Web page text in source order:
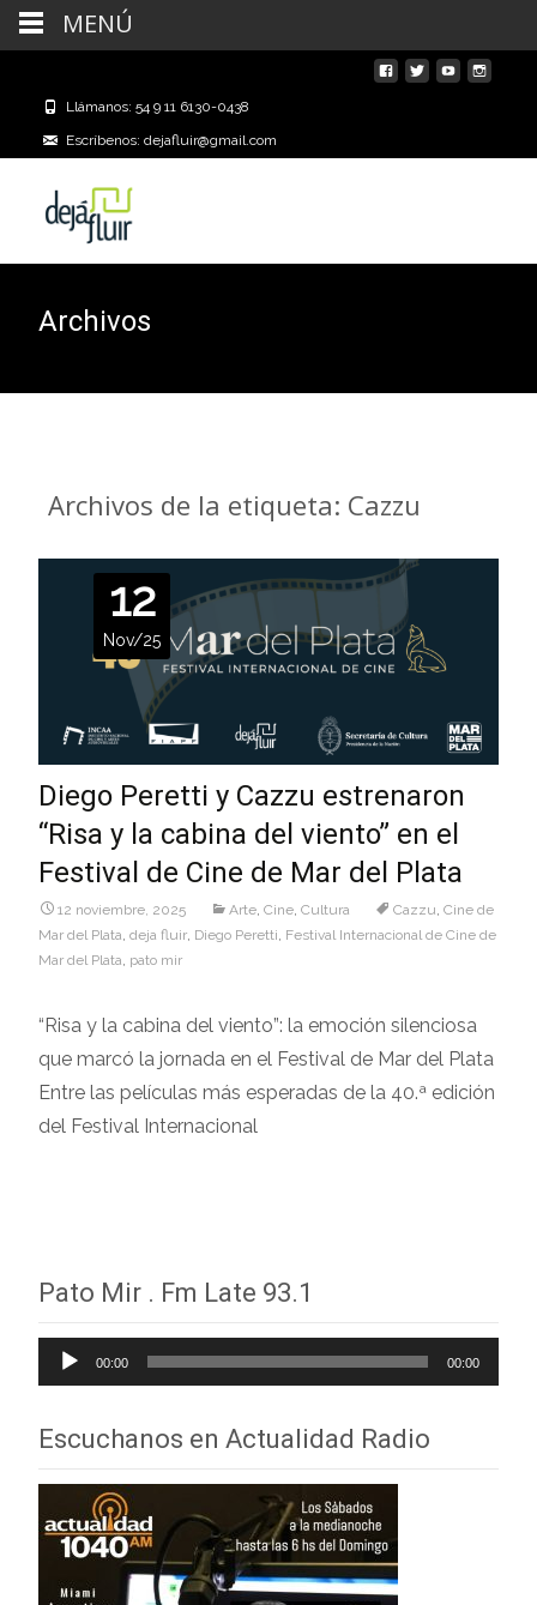
Llámanos: 54 9 11 6130-0438
Escríbenos: dejafluir@gmail.com
Archivos
Archivos de la etiqueta: Cazzu
12
Nov/25
Diego Peretti y Cazzu estrenaron
“Risa y la cabina del viento” en el
Festival de Cine de Mar del Plata
12 noviembre, 2025 Arte Cine Cultura Cazzu Cine de
Mar del Plata deja fluir Diego Peretti Festival Internacional de Cine de
Mar del Plata pato mir
“Risa y la cabina del viento”: la emoción silenciosa
que marcó la jornada en el Festival de Mar del Plata
Entre las películas más esperadas de la 40.ª edición
del Festival Internacional
Pato Mir . Fm Late 93.1
Reproductor
de
00:00 00:00
Escuchanos en Actualidad Radio
MENÚ